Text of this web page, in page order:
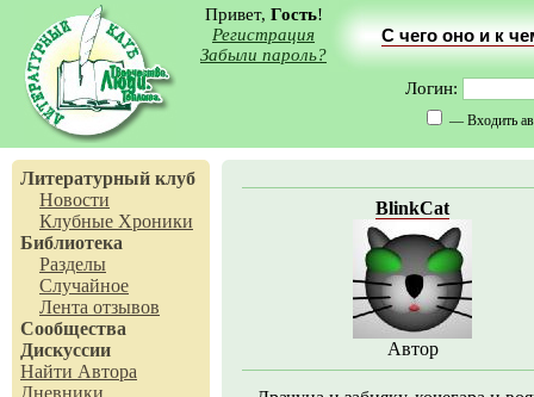
Привет, Гость!
Регистрация
Забыли пароль?
С чего оно и к
Логин:
— Входить
Литературный клуб
Новости
Клубные Хроники
Библиотека
Разделы
Случайное
Лента отзывов
Сообщества
Дискуссии
Найти Автора
Дневники
BlinkCat
Автор